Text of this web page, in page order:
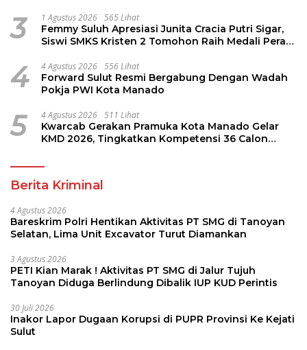
3 1 Agustus 2026 565 Lihat
Femmy Suluh Apresiasi Junita Cracia Putri Sigar,
Siswi SMKS Kristen 2 Tomohon Raih Medali Perak
4 4 Agustus 2026 556 Lihat
Forward Sulut Resmi Bergabung Dengan Wadah
Pokja PWI Kota Manado
5 4 Agustus 2026 511 Lihat
Kwarcab Gerakan Pramuka Kota Manado Gelar
KMD 2026, Tingkatkan Kompetensi 36 Calon
Berita Kriminal
4 Agustus 2026
Bareskrim Polri Hentikan Aktivitas PT SMG di Tanoyan
Selatan, Lima Unit Excavator Turut Diamankan
3 Agustus 2026
PETI Kian Marak ! Aktivitas PT SMG di Jalur Tujuh
Tanoyan Diduga Berlindung Dibalik IUP KUD Perintis
30 Juli 2026
Inakor Lapor Dugaan Korupsi di PUPR Provinsi Ke Kejati
Sulut